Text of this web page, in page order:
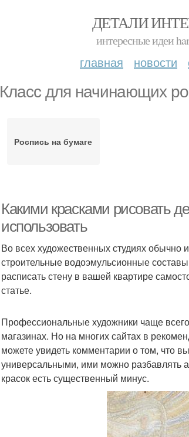
ДЕТАЛИ
интересные идеи
главная новости
Класс для начинающих
Роспись на бумаге
Какими красками рисовать
использовать
Во всех художественных студиях обычно
строительные водоэмульсионные
расписать стену в вашей квартире
статье.
Профессиональные художники чаще
магазинах. Но на многих сайтах в
можете увидеть комментарии о том, что
универсальными, ими можно разбавлять
красок есть существенный минус.